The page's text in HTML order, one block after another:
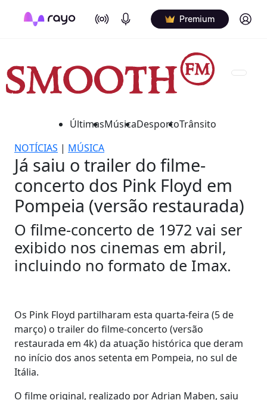
On Air Podcasts Premium Log in
ÚltimasMúsicaDesportoTrânsito
NOTÍCIAS | MÚSICA
Já saiu o trailer do filme-
concerto dos Pink Floyd em
Pompeia (versão restaurada)
O filme-concerto de 1972 vai ser
exibido nos cinemas em abril,
incluindo no formato de Imax.
Os Pink Floyd partilharam esta quarta-feira (5 de
março) o trailer do filme-concerto (versão
restaurada em 4k) da atuação histórica que deram
no início dos anos setenta em Pompeia, no sul de
Itália.
O filme original, realizado por Adrian Maben, saiu